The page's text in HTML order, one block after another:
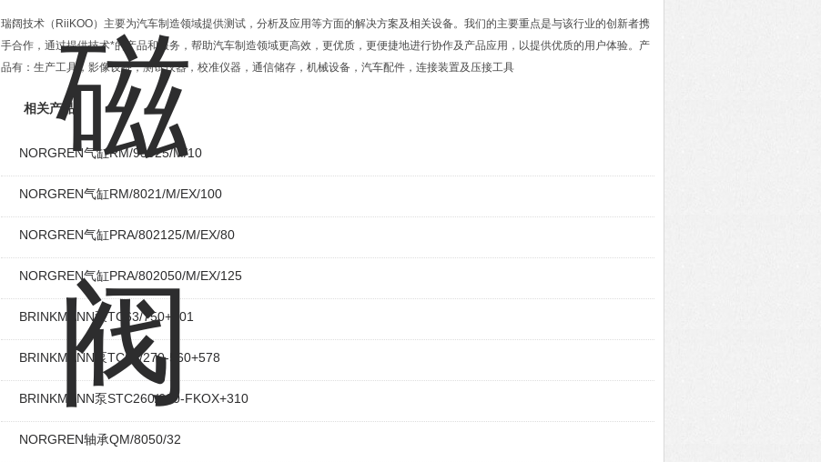
瑞阔技术（RiiKOO）主要为汽车制造领域提供测试，分析及应用等方面的解决方案及相关设备。我们的主要重点是与该行业的创新者携
手合作，通过提供技术*的产品和服务，帮助汽车制造领域更高效，更优质，更便捷地进行协作及产品应用，以提供优质的用户体验。产
品有：生产工具，影像设备，测试仪器，校准仪器，通信储存，机械设备，汽车配件，连接装置及压接工具
相关产品
NORGREN气缸RM/93025/M/10
NORGREN气缸RM/8021/M/EX/100
NORGREN气缸PRA/802125/M/EX/80
NORGREN气缸PRA/802050/M/EX/125
BRINKMANN泵TC63/750+001
BRINKMANN泵TC63/270-560+578
BRINKMANN泵STC260/600-FKOX+310
NORGREN轴承QM/8050/32